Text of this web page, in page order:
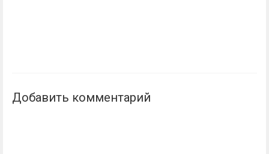
Добавить комментарий